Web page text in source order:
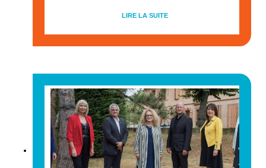
LIRE LA SUITE